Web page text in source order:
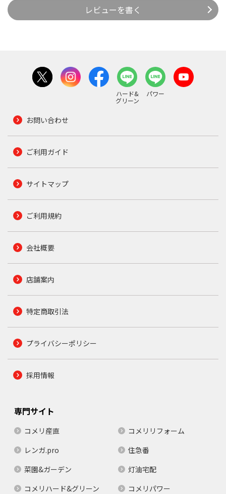
レビューを書く
ハード&
グリーン
パワー
お問い合わせ
ご利用ガイド
サイトマップ
ご利用規約
会社概要
店舗案内
特定商取引法
プライバシーポリシー
採用情報
専門サイト
コメリ産直
コメリリフォーム
レンガ.pro
住急番
菜園&ガーデン
灯油宅配
コメリハード&グリーン
コメリパワー